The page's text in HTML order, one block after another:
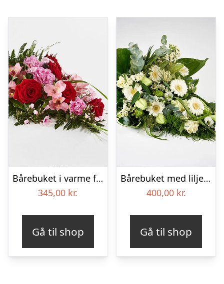
Bårebuket i varme farver – Blomster til begravelse
345,00 kr.
Gå til shop
Bårebuket med liljer, floristens valg – Blomster til begravelse
400,00 kr.
Gå til shop